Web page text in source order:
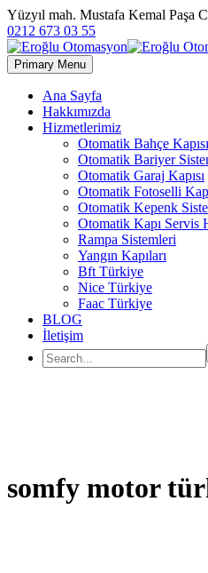
Yüzyıl mah. Mustafa Kemal Paşa
0212 673 03 55
Primary Menu
Ana Sayfa
Hakkımızda
Hizmetlerimiz
Otomatik Bahçe
Otomatik Bariyer
Otomatik Garaj Kapısı
Otomatik Fotoselli
Otomatik Kepenk
Otomatik Kapı Servis
Rampa Sistemleri
Yangın Kapıları
Bft Türkiye
Nice Türkiye
Faac Türkiye
BLOG
İletişim
somfy motor